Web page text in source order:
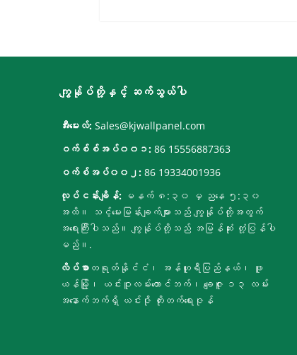
ကျွန်ုပ်တို့နှင့် ဆက်သွယ်ပါ
အီးမေးလ်: Sales@kjwallpanel.com
ဝက်စ်စ်အပ်၀၀၁: 86 15556887363
ဝက်စ်အပ်၀၀၂: 86 19334001936
လုပ်ငန်းချိန်: မနက် ၈:၃၀ မှ ညနေ ၅:၃၀
အထိ။ သင့်မေးမြန်းချက်များသည် ကျွန်ုပ်တို့အတွက်
အရေးကြီးပါသည်။ ကျွန်ုပ်တို့သည် အမြန်ဆုံး တုံ့ပြန်ပါ
မည်။.
လိပ်စာ တရုတ်နိုင်ငံ၊ အန်ဟူရီပြည်နယ်၊ ဖူ
ယန်မြို့၊ ယင်းဝူလမ်းတောင်ဘက်၊ ချေဇူး ၁၃ လမ်း
အနောက်ဘက်ရှိ ယင်းဇို တိုးတက်ရေးဇုန်